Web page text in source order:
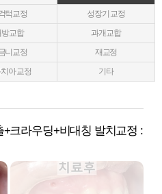
턱교정
성장기 교정
방교합
과개교합
니교정
재교정
아 교정 기타
+크라우딩+비대칭 발치교정 :